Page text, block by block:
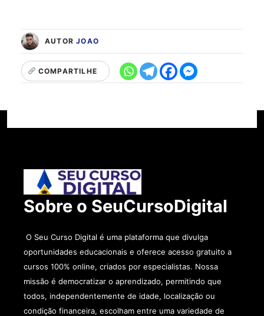
AUTORJOAO
COMPARTILHE
Sobre o SeuCursoDigital
O Seu Curso Digital é uma plataforma que divulga
oportunidades educacionais e oferece acesso gratuito a
cursos 100% online, criados por especialistas. Nossa
missão é democratizar o aprendizado, permitindo que
todos, independentemente de idade, localização ou
condição financeira, escolham entre uma variedade de